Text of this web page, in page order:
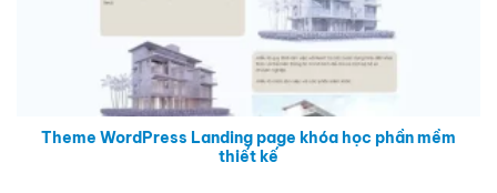
Theme WordPress Landing page khóa học phần mềm
thiết kế